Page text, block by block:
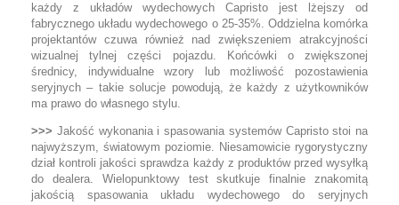
każdy z układów wydechowych Capristo jest lżejszy od
fabrycznego układu wydechowego o 25-35%. Oddzielna komórka
projektantów czuwa również nad zwiększeniem atrakcyjności
wizualnej tylnej części pojazdu. Końcówki o zwiększonej
średnicy, indywidualne wzory lub możliwość pozostawienia
seryjnych – takie solucje powodują, że każdy z użytkowników
ma prawo do własnego stylu.
>>> Jakość wykonania i spasowania systemów Capristo stoi na
najwyższym, światowym poziomie. Niesamowicie rygorystyczny
dział kontroli jakości sprawdza każdy z produktów przed wysyłką
do dealera. Wielopunktowy test skutkuje finalnie znakomitą
jakością spasowania układu wydechowego do seryjnych